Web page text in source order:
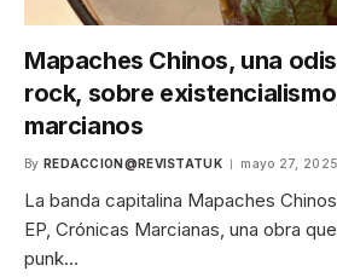
Mapaches Chinos, una
rock, sobre
marcianos
By REDACCION@REVISTATUK mayo 27, 2025
La banda capitalina Mapaches
EP, Crónicas Marcianas, una obra
punk…